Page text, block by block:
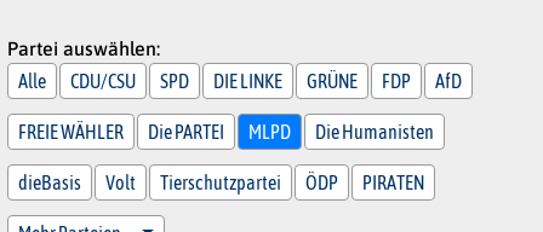
Partei auswählen:
Alle
CDU/CSU SPD DIE LINKE GRÜNE FDP AfD
FREIE WÄHLER Die PARTEI MLPD Die Humanisten
dieBasis Volt Tierschutzpartei ÖDP PIRATEN